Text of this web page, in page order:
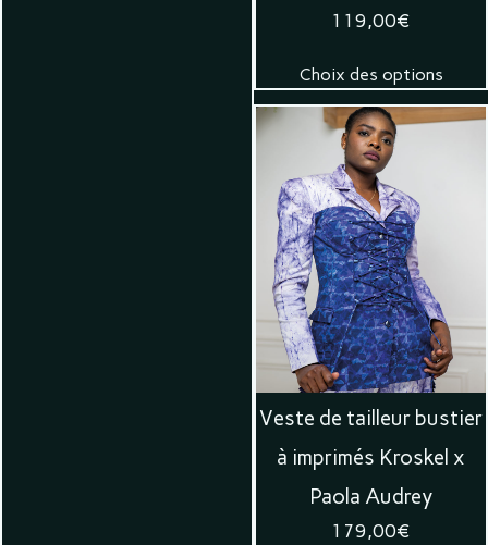
119,00€
Choix des options
Veste de tailleur bustier
à imprimés Kroskel x
Paola Audrey
179,00€